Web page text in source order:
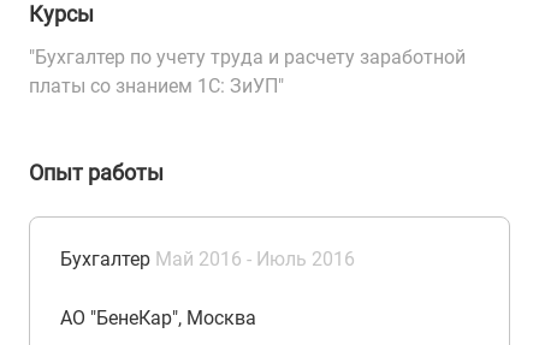
Курсы
"Бухгалтер по учету труда и расчету заработной
платы со знанием 1С: ЗиУП"
Опыт работы
Бухгалтер Май 2016 - Июль 2016
АО "БенеКар", Москва